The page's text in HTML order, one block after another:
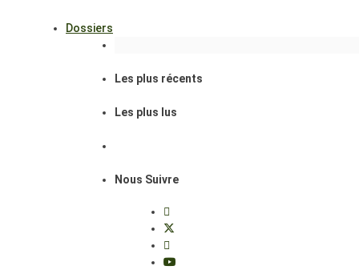
Dossiers
Les plus récents
Les plus lus
Nous Suivre